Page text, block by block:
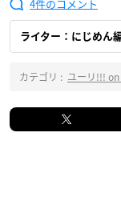
4
ライター：にじめん
カテゴリ : ユーリ!!! on